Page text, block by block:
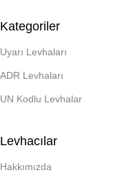
Kategoriler
Uyarı Levhaları
ADR Levhaları
UN Kodlu Levhalar
Levhacılar
Hakkımızda